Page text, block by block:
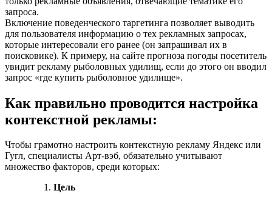
запроса.
Включение поведенческого таргетинга позволяет выводить
для пользователя информацию о тех рекламных запросах,
которые интересовали его ранее (он запрашивал их в
поисковике). К примеру, на сайте прогноза погоды посетитель
увидит рекламу рыболовных удилищ, если до этого он вводил
запрос «где купить рыболовное удилище».
Как правильно проводится настройка
контекстной рекламы:
Чтобы грамотно настроить контекстную рекламу Яндекс или
Гугл, специалисты Арт-вэб, обязательно учитывают
множество факторов, среди которых:
Цель